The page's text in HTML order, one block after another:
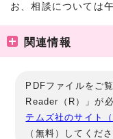
お、相談については
関連情報
PDFファイルをご
Reader（R）」が
テムズ社のサイト
（無料）してくださ